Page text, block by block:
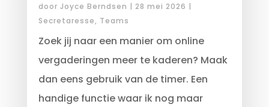
door Joyce Berndsen | 28 mei 2026 |
Secretaresse, Teams
Zoek jij naar een manier om online
vergaderingen meer te kaderen? Maak
dan eens gebruik van de timer. Een
handige functie waar ik nog maar